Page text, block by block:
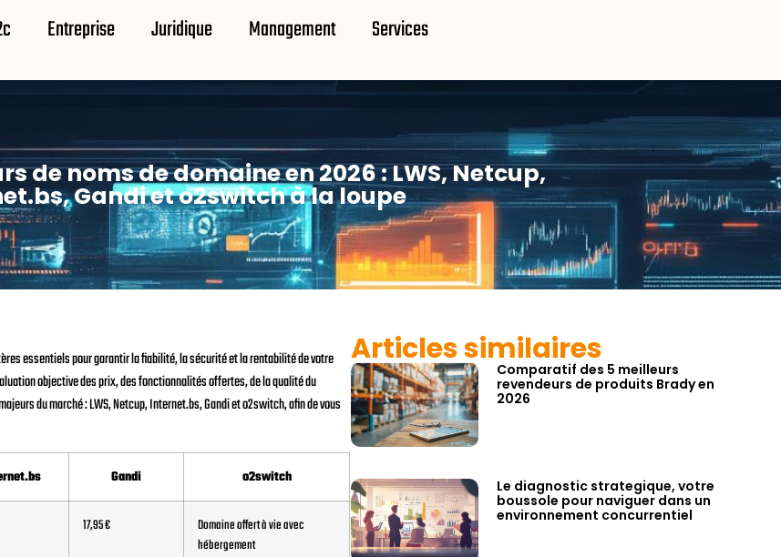
Entreprise Juridique Management Services
de noms de domaine en 2026 : LWS, Netcup,
Gandi et o2switch à la loupe
essentiels pour garantir la fiabilité, la sécurité et la rentabilité de votre
objective des prix, des fonctionnalités offertes, de la qualité du
du marché : LWS, Netcup, Internet.bs, Gandi et o2switch, afin de vous
Gandi o2switch
17,95 €
Domaine offert à vie avec
hébergement
Articles similaires
Comparatif des 5 meilleurs
revendeurs de produits Brady en
2026
Le diagnostic strategique, votre
boussole pour naviguer dans un
environnement concurrentiel